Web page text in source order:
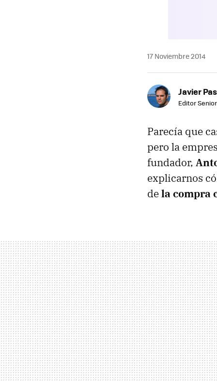
17 Noviembre 2014
Javier
Editor
Parecía que
pero la
fundador,
explicarnos
dela compra